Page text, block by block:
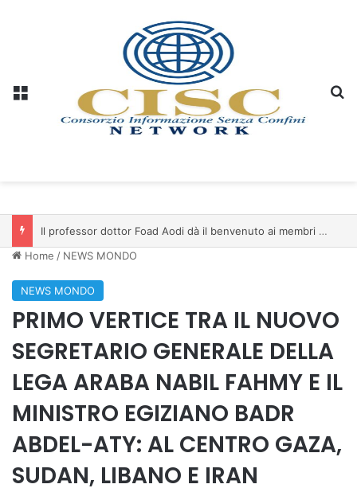
Il professor dottor Foad Aodi dà il benvenuto ai membri del Comitato per le Scienze delle Piramidi e le Scienze Archeologiche…
Home / NEWS MONDO
NEWS MONDO
PRIMO VERTICE TRA IL NUOVO
SEGRETARIO GENERALE DELLA
LEGA ARABA NABIL FAHMY E IL
MINISTRO EGIZIANO BADR
ABDEL-ATY: AL CENTRO GAZA,
SUDAN, LIBANO E IRAN